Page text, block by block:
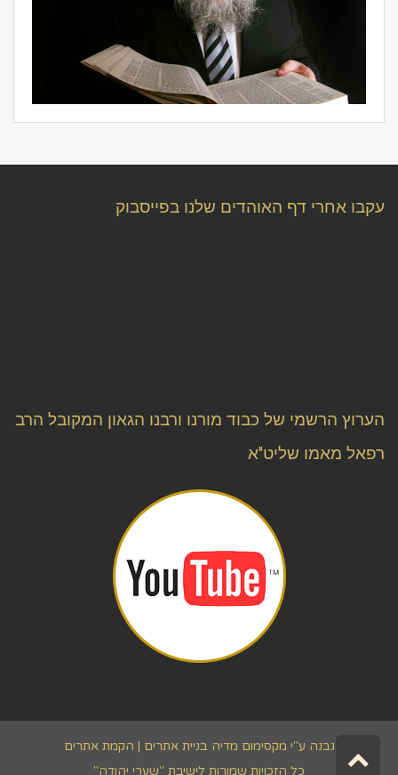
עקבו אחרי דף האוהדים שלנו בפייסבוק
הערוץ הרשמי של כבוד מורנו ורבנו הגאון המקובל הרב
רפאל מאמו שליט"א
נבנה ע"י מקסימום מדיהבניית אתרים | הקמת אתרים
כל הזכויות שמורות לישיבת "שערי יהודה"
גלילה